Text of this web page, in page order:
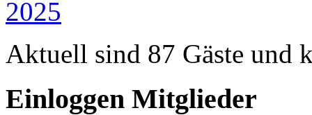
Aktuell sind 87 Gäste und
Einloggen Mitglieder